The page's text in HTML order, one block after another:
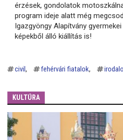
érzések, gondolatok
program ideje alatt még
Igazgyöngy Alapítvány
képekből álló kiállítás is!
civil fehérvári fiatalok
KULTÚRA